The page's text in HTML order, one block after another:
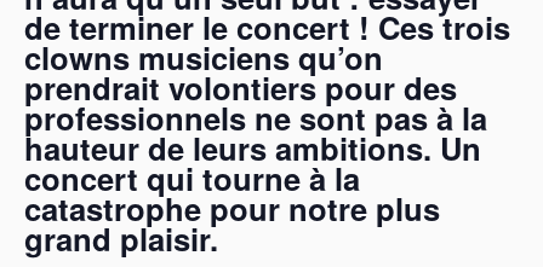
de terminer le concert ! Ces trois
clowns musiciens qu’on
prendrait volontiers pour des
professionnels ne sont pas à la
hauteur de leurs ambitions. Un
concert qui tourne à la
catastrophe pour notre plus
grand plaisir.